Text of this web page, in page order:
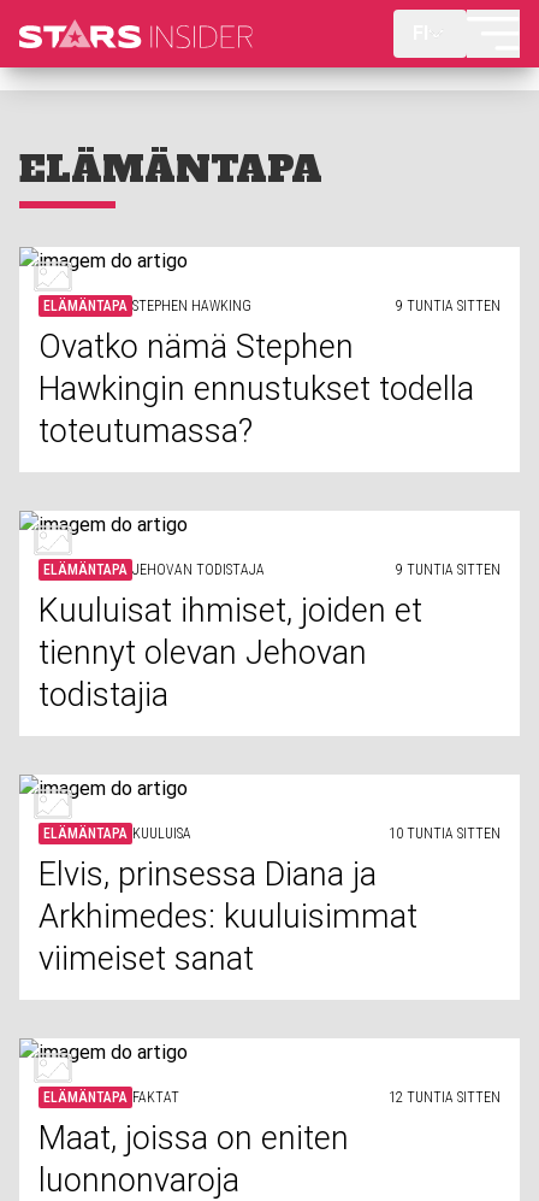
ELÄMÄNTAPA
ELÄMÄNTAPA STEPHEN HAWKING 9 TUNTIA SITTEN
Ovatko nämä Stephen
Hawkingin ennustukset todella
toteutumassa?
ELÄMÄNTAPA JEHOVAN TODISTAJA 9 TUNTIA SITTEN
Kuuluisat ihmiset, joiden et
tiennyt olevan Jehovan
todistajia
ELÄMÄNTAPA KUULUISA 10 TUNTIA SITTEN
Elvis, prinsessa Diana ja
Arkhimedes: kuuluisimmat
viimeiset sanat
ELÄMÄNTAPA FAKTAT 12 TUNTIA SITTEN
Maat, joissa on eniten
luonnonvaroja